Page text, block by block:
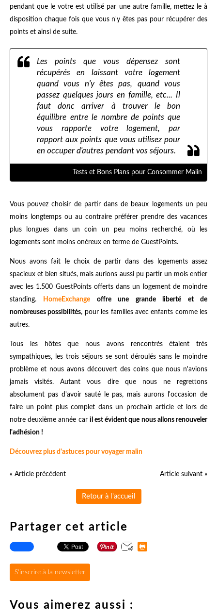
pendant que le votre est utilisé par une autre famille, mettez le à
disposition chaque fois que vous n'y êtes pas pour récupérer des
points et ainsi de suite.
Les points que vous dépensez sont
récupérés en laissant votre logement
quand vous n'y êtes pas, quand vous
passez quelques jours en famille, etc... Il
faut donc arriver à trouver le bon
équilibre entre le nombre de points que
vous rapporte votre logement, par
rapport aux points que vous utilisez pour
en occuper d'autres pendant vos séjours.
Tests et Bons Plans pour Consommer Malin
Vous pouvez choisir de partir dans de beaux logements un peu
moins longtemps ou au contraire préférer prendre des vacances
plus longues dans un coin un peu moins recherché, où les
logements sont moins onéreux en terme de GuestPoints.
Nous avons fait le choix de partir dans des logements assez
spacieux et bien situés, mais aurions aussi pu partir un mois entier
avec les 1.500 GuestPoints offerts dans un logement de moindre
standing.
HomeExchange offre une grande liberté et de
nombreuses possibilités, pour les familles avec enfants comme les
autres.
Tous les hôtes que nous avons rencontrés étaient très
sympathiques, les trois séjours se sont déroulés sans le moindre
problème et nous avons découvert des coins que nous n'avions
jamais visités. Autant vous dire que nous ne regrettons
absolument pas d'avoir sauté le pas, mais aurons l'occasion de
faire un point plus complet dans un prochain article et lors de
notre deuxième année car il est évident que nous allons renouveler
l'adhésion !
Découvrez plus d'astuces pour voyager malin
« Article précédent Article suivant »
Retour à l'accueil
Partager cet article
S'inscrire à la newsletter
Vous aimerez aussi :